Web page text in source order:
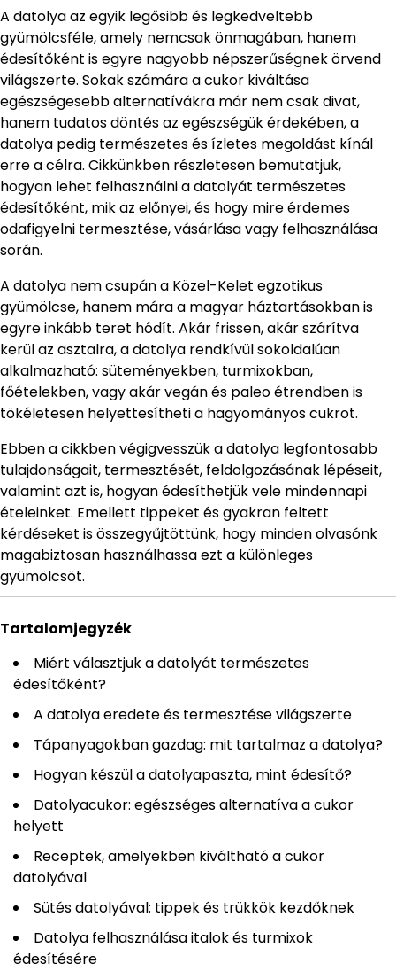
A datolya az egyik legősibb és legkedveltebb
gyümölcsféle, amely nemcsak önmagában, hanem
édesítőként is egyre nagyobb népszerűségnek örvend
világszerte. Sokak számára a cukor kiváltása
egészségesebb alternatívákra már nem csak divat,
hanem tudatos döntés az egészségük érdekében, a
datolya pedig természetes és ízletes megoldást kínál
erre a célra. Cikkünkben részletesen bemutatjuk,
hogyan lehet felhasználni a datolyát természetes
édesítőként, mik az előnyei, és hogy mire érdemes
odafigyelni termesztése, vásárlása vagy felhasználása
során.
A datolya nem csupán a Közel-Kelet egzotikus
gyümölcse, hanem mára a magyar háztartásokban is
egyre inkább teret hódít. Akár frissen, akár szárítva
kerül az asztalra, a datolya rendkívül sokoldalúan
alkalmazható: süteményekben, turmixokban,
főételekben, vagy akár vegán és paleo étrendben is
tökéletesen helyettesítheti a hagyományos cukrot.
Ebben a cikkben végigvesszük a datolya legfontosabb
tulajdonságait, termesztését, feldolgozásának lépéseit,
valamint azt is, hogyan édesíthetjük vele mindennapi
ételeinket. Emellett tippeket és gyakran feltett
kérdéseket is összegyűjtöttünk, hogy minden olvasónk
magabiztosan használhassa ezt a különleges
gyümölcsöt.
Tartalomjegyzék
Miért választjuk a datolyát természetes
édesítőként?
A datolya eredete és termesztése világszerte
Tápanyagokban gazdag: mit tartalmaz a datolya?
Hogyan készül a datolyapaszta, mint édesítő?
Datolyacukor: egészséges alternatíva a cukor
helyett
Receptek, amelyekben kiváltható a cukor
datolyával
Sütés datolyával: tippek és trükkök kezdőknek
Datolya felhasználása italok és turmixok
édesítésére